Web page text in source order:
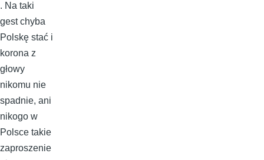
. Na taki
gest chyba
Polskę stać i
korona z
głowy
nikomu nie
spadnie, ani
nikogo w
Polsce takie
zaproszenie